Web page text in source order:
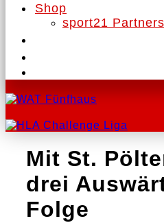
Shop
sport21
Mit St.
drei
Folge